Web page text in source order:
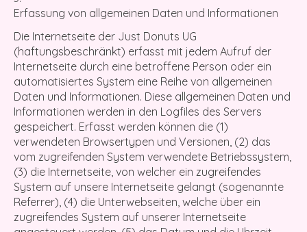
Erfassung von allgemeinen Daten und Informationen
Die Internetseite der Just Donuts UG
(haftungsbeschränkt) erfasst mit jedem Aufruf der
Internetseite durch eine betroffene Person oder ein
automatisiertes System eine Reihe von allgemeinen
Daten und Informationen. Diese allgemeinen Daten und
Informationen werden in den Logfiles des Servers
gespeichert. Erfasst werden können die (1)
verwendeten Browsertypen und Versionen, (2) das
vom zugreifenden System verwendete Betriebssystem,
(3) die Internetseite, von welcher ein zugreifendes
System auf unsere Internetseite gelangt (sogenannte
Referrer), (4) die Unterwebseiten, welche über ein
zugreifendes System auf unserer Internetseite